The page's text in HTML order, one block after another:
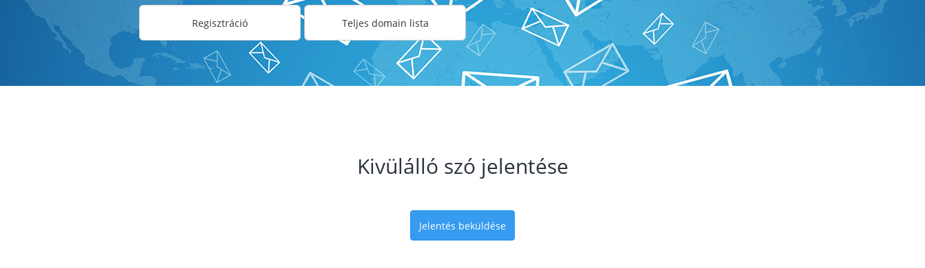
Regisztráció Teljes domain lista
Kivülálló szó jelentése
Jelentés beküldése